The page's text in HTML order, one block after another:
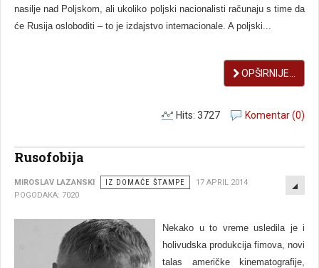
nasilje nad Poljskom, ali ukoliko poljski nacionalisti računaju s time da
će Rusija osloboditi – to je izdajstvo internacionale. A poljski...
OPŠIRNIJE...
Komentar (0)
Hits: 3727
Rusofobija
MIROSLAV LAZANSKI IZ DOMAĆE ŠTAMPE
17 APRIL 2014
POGODAKA: 7020
Nekako u to vreme usledila je i
holivudska produkcija fimova, novi
talas američke kinematografije,